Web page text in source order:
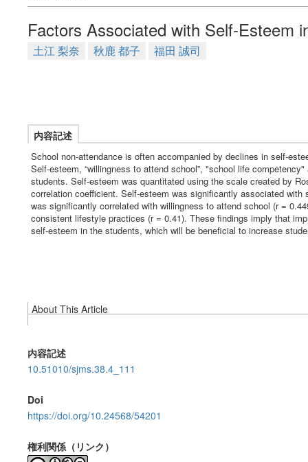
Factors Associated with Self-Esteem
土江 梨奈 秋鹿 都子 福田 誠司
内容記述
School non-attendance is often accompanied by declines in self-
Self-esteem, “willingness to attend school”, "school life
students. Self-esteem was quantitated using the scale created by
correlation coefficient. Self-esteem was significantly associated
was significantly correlated with willingness to attend school (r =
consistent lifestyle practices (r = 0.41). These findings imply that
self-esteem in the students, which will be beneficial to increase
About This Article
内容記述
10.51010/sjms.38.4_111
Doi
https://doi.org/10.24568/54201
権利関係（リンク）